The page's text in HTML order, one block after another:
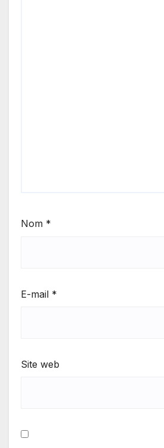
Nom *
E-mail *
Site web